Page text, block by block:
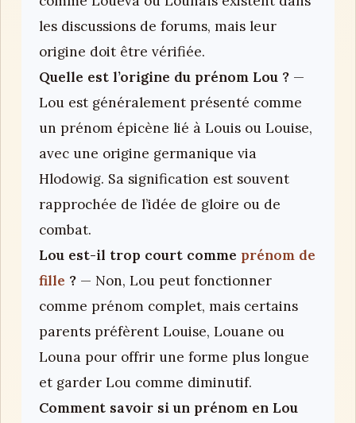
les discussions de forums, mais leur
origine doit être vérifiée.
Quelle est l’origine du prénom Lou ? —
Lou est généralement présenté comme
un prénom épicène lié à Louis ou Louise,
avec une origine germanique via
Hlodowig. Sa signification est souvent
rapprochée de l’idée de gloire ou de
combat.
Lou est-il trop court comme prénom de
fille ? — Non, Lou peut fonctionner
comme prénom complet, mais certains
parents préfèrent Louise, Louane ou
Louna pour offrir une forme plus longue
et garder Lou comme diminutif.
Comment savoir si un prénom en Lou